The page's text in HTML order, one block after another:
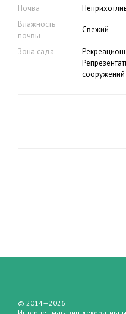
Почва
Влажность
почвы
Свежий
Зона сада
сооружений
© 2014—2026